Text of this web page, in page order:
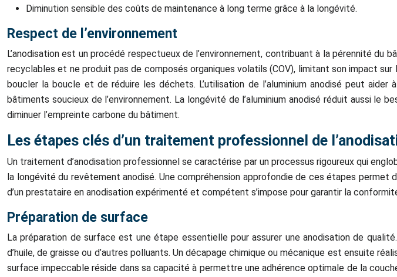
Diminution sensible des coûts de maintenance à long terme grâce à la longévité.
Respect de l’environnement
L’anodisation est un procédé respectueux de l’environnement, contribuant à la pérennité
recyclables et ne produit pas de composés organiques volatils (COV), limitant son impact
boucler la boucle et de réduire les déchets. L’utilisation de l’aluminium anodisé peut
bâtiments soucieux de l’environnement. La longévité de l’aluminium anodisé réduit aussi
diminuer l’empreinte carbone du bâtiment.
Les étapes clés d’un traitement professionnel de
Un traitement d’anodisation professionnel se caractérise par un processus rigoureux qui
la longévité du revêtement anodisé. Une compréhension approfondie de ces étapes
d’un prestataire en anodisation expérimenté et compétent s’impose pour garantir la
Préparation de surface
La préparation de surface est une étape essentielle pour assurer une anodisation de
d’huile, de graisse ou d’autres polluants. Un décapage chimique ou mécanique est ensuite
surface impeccable réside dans sa capacité à permettre une adhérence optimale de la